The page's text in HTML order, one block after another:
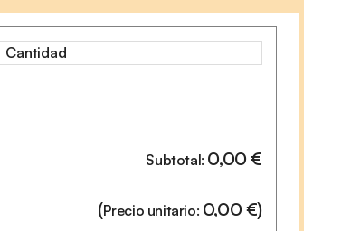
Cantidad
Subtotal: 0,00€
(Precio unitario: 0,00€)